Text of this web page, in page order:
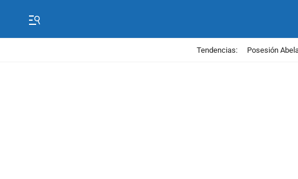
Tendencias: Posesión